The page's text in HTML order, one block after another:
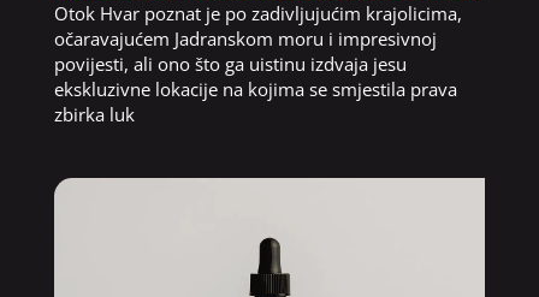
Otok Hvar poznat je po zadivljujućim krajolicima,
očaravajućem Jadranskom moru i impresivnoj
povijesti, ali ono što ga uistinu izdvaja jesu
ekskluzivne lokacije na kojima se smjestila prava
zbirka luk